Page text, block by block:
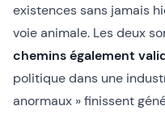
existences sans jamais
voie animale. Les deux
chemins également
politique dans une
anormaux » finissent